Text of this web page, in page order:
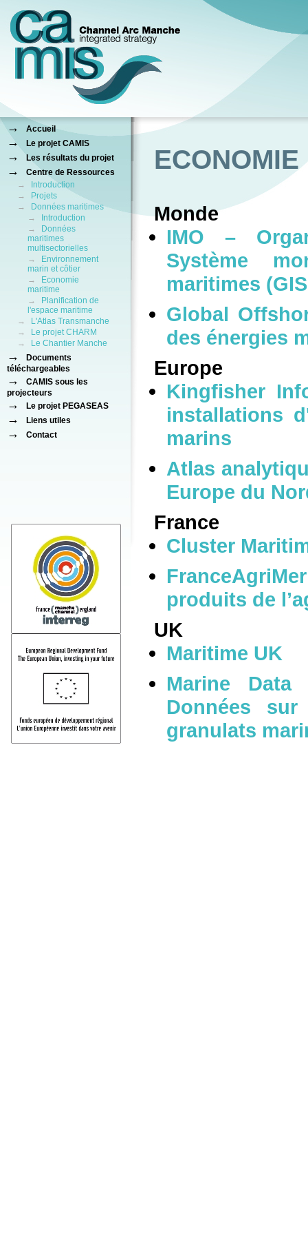
→ Accueil
→ Le projet CAMIS
→ Les résultats du projet
→
Centre de Ressources
→
Introduction
→
Projets
→
Données maritimes
→
Introduction
→
Données
maritimes
multisectorielles
→
Environnement
marin et côtier
→
Economie
maritime
→
Planification de
l'espace maritime
→
L'Atlas Transmanche
→
Le projet CHARM
→
Le Chantier Manche
→
Documents
téléchargeables
→
CAMIS sous les
projecteurs
→ Le projet PEGASEAS
→ Liens utiles
→ Contact
Monde
IMO –
Système
maritimes
Global
des énergies
Europe
Kingfisher
installations
marins
Atlas
Europe du
France
Cluster
produits de
UK
Maritime UK
Marine
Données
granulats